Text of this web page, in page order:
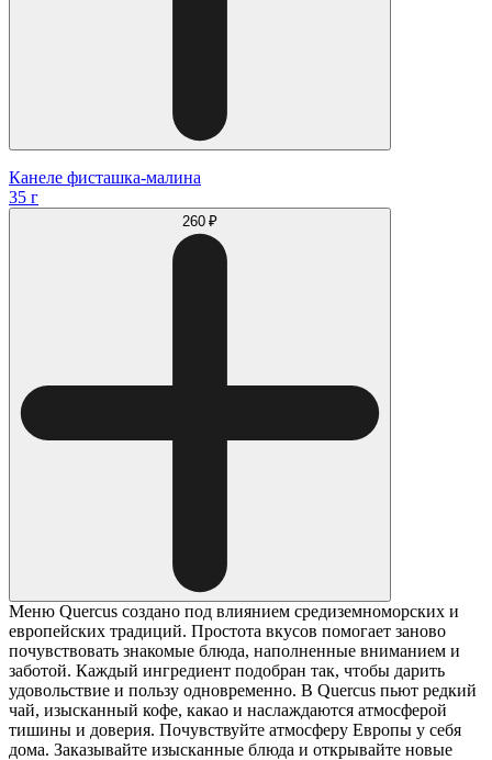
Канеле фисташка-малина
35 г
260 ₽
Меню Quercus создано под влиянием средиземноморских и
европейских традиций. Простота вкусов помогает заново
почувствовать знакомые блюда, наполненные вниманием и
заботой. Каждый ингредиент подобран так, чтобы дарить
удовольствие и пользу одновременно. В Quercus пьют редкий
чай, изысканный кофе, какао и наслаждаются атмосферой
тишины и доверия. Почувствуйте атмосферу Европы у себя
дома. Заказывайте изысканные блюда и открывайте новые